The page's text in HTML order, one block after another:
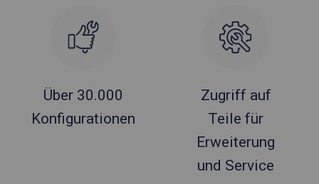
Über 30.000
Konfigurationen
Zugriff auf
Teile für
Erweiterung
und Service